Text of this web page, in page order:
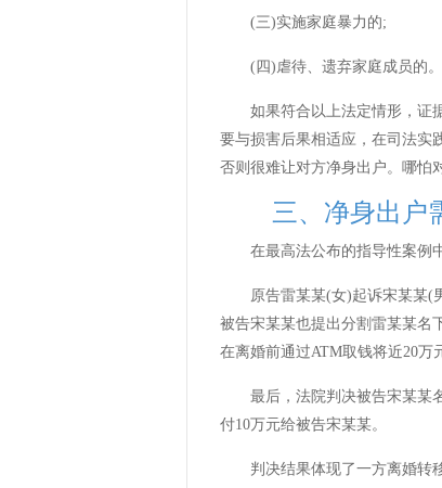
(三)实施家庭暴力的;
(四)虐待、遗弃家庭成员的。
如果符合以上法定情形，证据
要与损害后果相适应，在司法实
否则很难让对方净身出户。哪怕
三、净身出户
在最高法公布的指导性案例中
原告雷某某(女)起诉宋某某(男
被告宋某某也提出分割雷某某名
在离婚前通过ATM取钱将近20万
最后，法院判决被告宋某某名
付10万元给被告宋某某。
判决结果体现了一方离婚转移